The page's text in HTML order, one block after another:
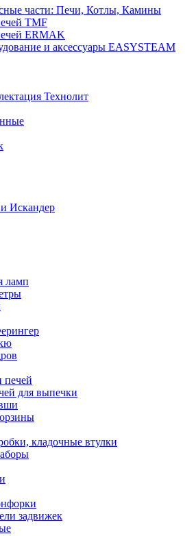
части: Печи, Котлы, Камины
TMF
ERMAK
и аксессуары EASYSTEAM
Технолит
Искандер
ламп
печей
для выпечки
кладочные втулки
задвижек